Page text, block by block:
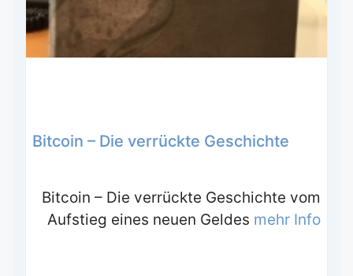
Bitcoin – Die verrückte Geschichte
Bitcoin – Die verrückte Geschichte vom
Aufstieg eines neuen Geldes mehr Info